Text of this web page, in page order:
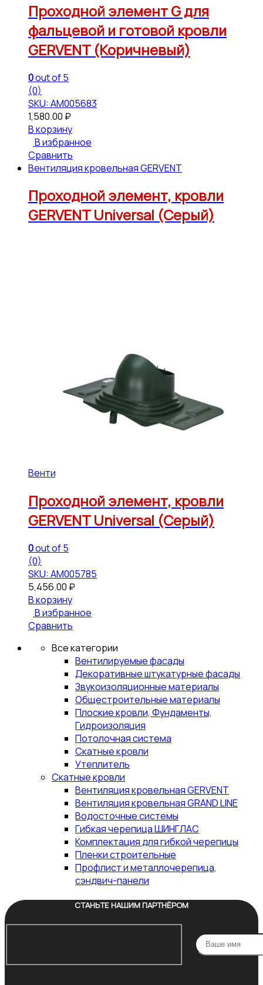
Проходной элемент G для
фальцевой и готовой кровли
GERVENT (Коричневый)
0out of 5
(0)
SKU: АМ005683
1,580.00 ₽
В корзину
В избранное
Сравнить
Вентиляция кровельная GERVENT
Проходной элемент, кровли
GERVENT Universal (Серый)
Вентиляция кровельная GERVENT
Проходной элемент, кровли
GERVENT Universal (Серый)
0out of 5
(0)
SKU: АМ005785
5,456.00 ₽
В корзину
В избранное
Сравнить
Все категории
Вентилируемые фасады
Декоративные штукатурные фасады
Звукоизоляционные материалы
Общестроительные материалы
Плоские кровли, Фундаменты,
Гидроизоляция
Потолочная система
Скатные кровли
Утеплитель
Скатные кровли
Вентиляция кровельная GERVENT
Вентиляция кровельная GRAND LINE
Водосточные системы
Гибкая черепица ШИНГЛАС
Комплектация для гибкой черепицы
Пленки строительные
Профлист и металлочерепица,
сэндвич-панели
СТАНЬТЕ НАШИМ ПАРТНЁРОМ